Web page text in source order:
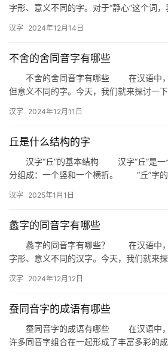
字形、意义不同的字。对于“静心”这个词
汉字 2024年12月14日
不舍的舍同音字有哪些
不舍的舍同音字有哪些 在汉语中，
但意义不同的字。今天，我们就来探讨一下
汉字 2024年12月11日
丘是什么结构的字
汉字“丘”的基本结构 汉字“丘”是一
分组成：一个竖和一个横折。 “丘”
汉字 2025年1月1日
蠡字的同音字有哪些
蠡字的同音字有哪些？ 在汉语中，
字形、意义不同的汉字。今天，我们就来
汉字 2024年12月12日
蚕同音字的成语有哪些
蚕同音字的成语有哪些 在汉语中，
许多同音字组合在一起形成了丰富多彩的